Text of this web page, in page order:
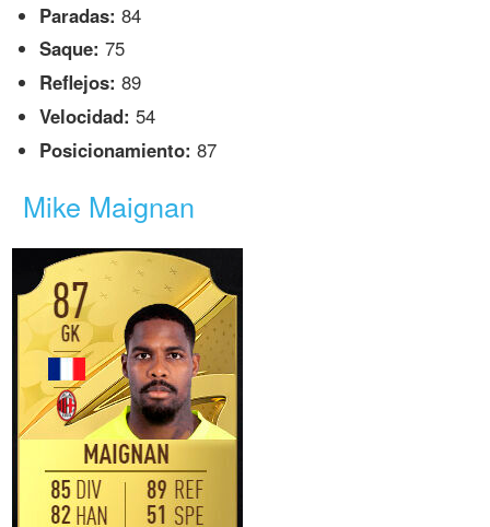
Paradas: 84
Saque: 75
Reflejos: 89
Velocidad: 54
Posicionamiento: 87
Mike Maignan